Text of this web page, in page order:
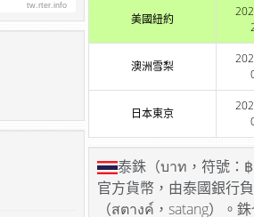
tw.rter.info
美國紐約
澳洲雪梨
日本東京
泰銖（บาท，符號：
官方貨幣，由泰國銀行
（สตางค์，satang）。